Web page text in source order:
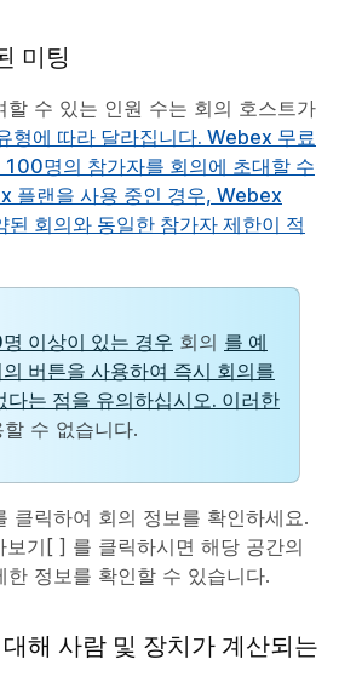
미팅
할 수 있는 인원 수는 회의 호스트가
형에 따라 달라집니다. Webex 무료
명의 참가자를 회의에 초대할 수
플랜을 사용 중인 경우, Webex
회의와 동일한 참가자 제한이 적
이상이 있는 경우 회의 를 예
의 버튼을 사용하여 즉시 회의를
다는 점을 유의하십시오. 이러한
수 없습니다.
클릭하여 회의 정보를 확인하세요.
보기 [ ] 를 클릭하시면 해당 공간의
정보를 확인할 수 있습니다.
해 사람 및 장치가 계산되는